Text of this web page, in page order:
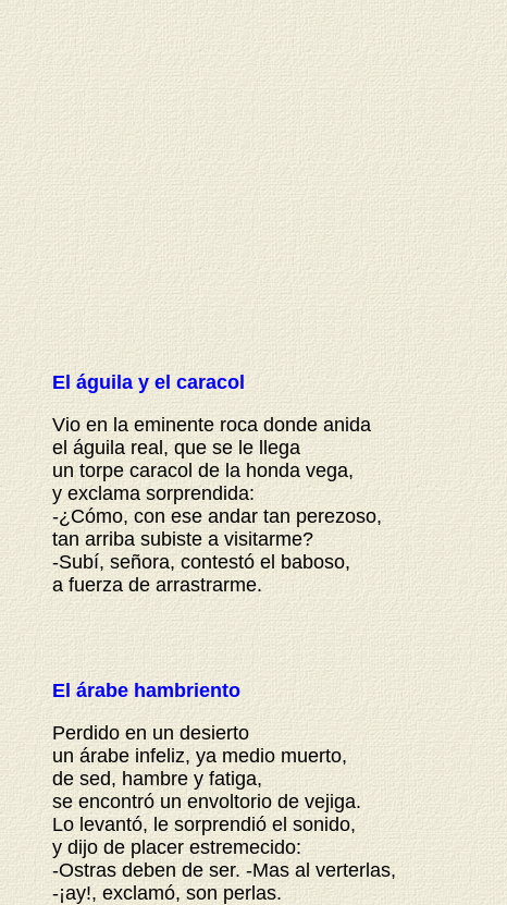
El águila y el caracol
Vio en la eminente roca donde anida
el águila real, que se le llega
un torpe caracol de la honda vega,
y exclama sorprendida:
-¿Cómo, con ese andar tan perezoso,
tan arriba subiste a visitarme?
-Subí, señora, contestó el baboso,
a fuerza de arrastrarme.
El árabe hambriento
Perdido en un desierto
un árabe infeliz, ya medio muerto,
de sed, hambre y fatiga,
se encontró un envoltorio de vejiga.
Lo levantó, le sorprendió el sonido,
y dijo de placer estremecido:
-Ostras deben de ser. -Mas al verterlas,
-¡ay!, exclamó, son perlas.